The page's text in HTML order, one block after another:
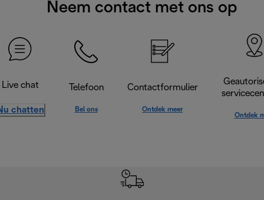
Neem contact met ons op
Live chat
chatten
Telefoon
Bel ons
Contactformulier
Ontdek meer
Ontdek